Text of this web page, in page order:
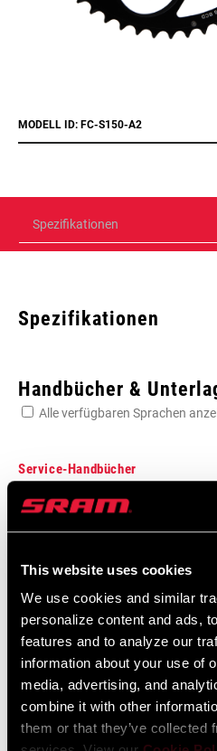
This website uses cookies
We use cookies and similar
personalize content and ads,
features and to analyze our
information about your use of
media, advertising, and
combine it with other
them or that they’ve collected
MODELL ID: FC-S150-A2
Spezifikationen
Spezifikationen
TRETLAGER-KOMPATIBILITÄT
KETTENBLATT (ANZAHL
KURBELLARMLÄNGE
Handbücher &
Alle verfügbaren Sprachen
Service-Handbücher
Component Serial Number Locator
10 MB
SRAM Gewährleistung
SRAM und Zipp Gewährleistung
604kb